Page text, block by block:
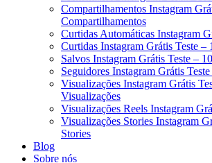
Compartilhamentos Instagram
Compartilhamentos
Curtidas Automáticas Instagram
Curtidas Instagram Grátis Teste –
Salvos Instagram Grátis Teste –
Seguidores Instagram Grátis
Visualizações Instagram Grátis
Visualizações
Visualizações Reels Instagram
Visualizações Stories Instagram
Stories
Blog
Sobre nós